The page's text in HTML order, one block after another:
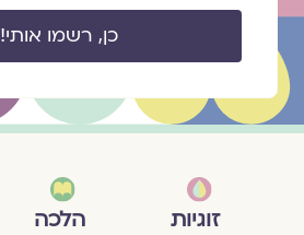
כן, רשמו אותי!
זוגיות הלכה